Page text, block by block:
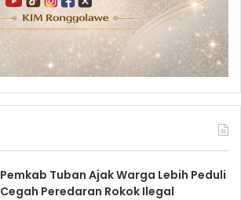
Pemkab Tuban Ajak Warga Lebih Peduli
Cegah Peredaran Rokok Ilegal